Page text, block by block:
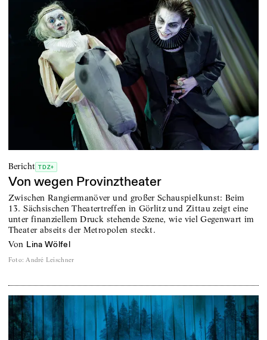
Bericht TDZ+
Von wegen Provinztheater
Zwischen Rangiermanöver und großer Schauspielkunst: Beim
13. Sächsischen Theatertreffen in Görlitz und Zittau zeigt eine
unter finanziellem Druck stehende Szene, wie viel Gegenwart im
Theater abseits der Metropolen steckt.
von Lina Wölfel
Foto: André Leischner